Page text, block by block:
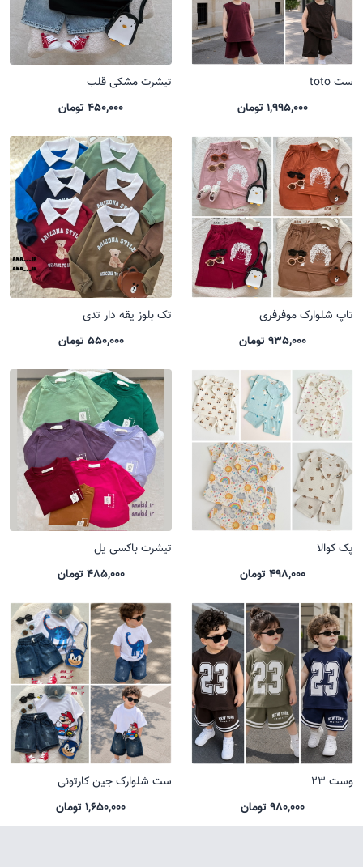
ست toto
1,995,000 تومان
تیشرت مشکی قلب
450,000 تومان
تاپ شلوارک موفرفری
935,000 تومان
تک بلوز یقه دار تدی
550,000 تومان
پک کوالا
498,000 تومان
تیشرت باکسی یل
485,000 تومان
وست 23
980,000 تومان
ست شلوارک جین کارتونی
1,650,000 تومان